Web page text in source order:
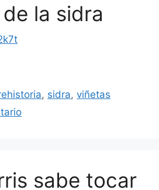
la sidra
, sidra,viñetas
sabe tocar